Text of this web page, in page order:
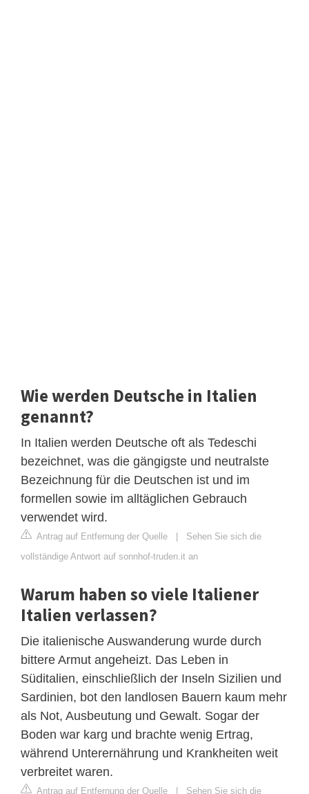
Wie werden Deutsche in Italien
genannt?
In Italien werden Deutsche oft als Tedeschi
bezeichnet, was die gängigste und neutralste
Bezeichnung für die Deutschen ist und im
formellen sowie im alltäglichen Gebrauch
verwendet wird.
Antrag auf Entfernung der Quelle | Sehen Sie sich die
vollständige Antwort auf sonnhof-truden.it an
Warum haben so viele Italiener
Italien verlassen?
Die italienische Auswanderung wurde durch
bittere Armut angeheizt. Das Leben in
Süditalien, einschließlich der Inseln Sizilien und
Sardinien, bot den landlosen Bauern kaum mehr
als Not, Ausbeutung und Gewalt. Sogar der
Boden war karg und brachte wenig Ertrag,
während Unterernährung und Krankheiten weit
verbreitet waren.
Antrag auf Entfernung der Quelle | Sehen Sie sich die